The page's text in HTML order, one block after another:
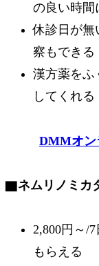
の良い時間
休診日が無
察もできる
漢方薬をふ
してくれる
DMMオ
▇ネムリノミカ
2,800円～/
もらえる